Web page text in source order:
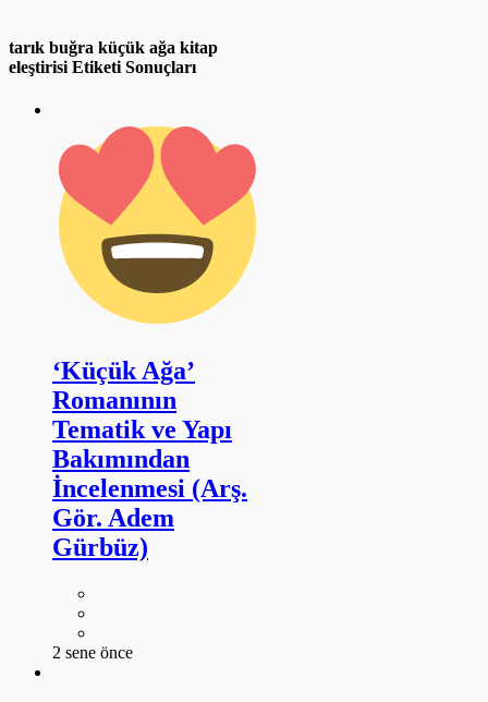
tarık buğra küçük ağa kitap
eleştirisi Etiketi Sonuçları
‘Küçük Ağa’
Romanının
Tematik ve Yapı
Bakımından
İncelenmesi (Arş.
Gör. Adem
Gürbüz)
2 sene önce